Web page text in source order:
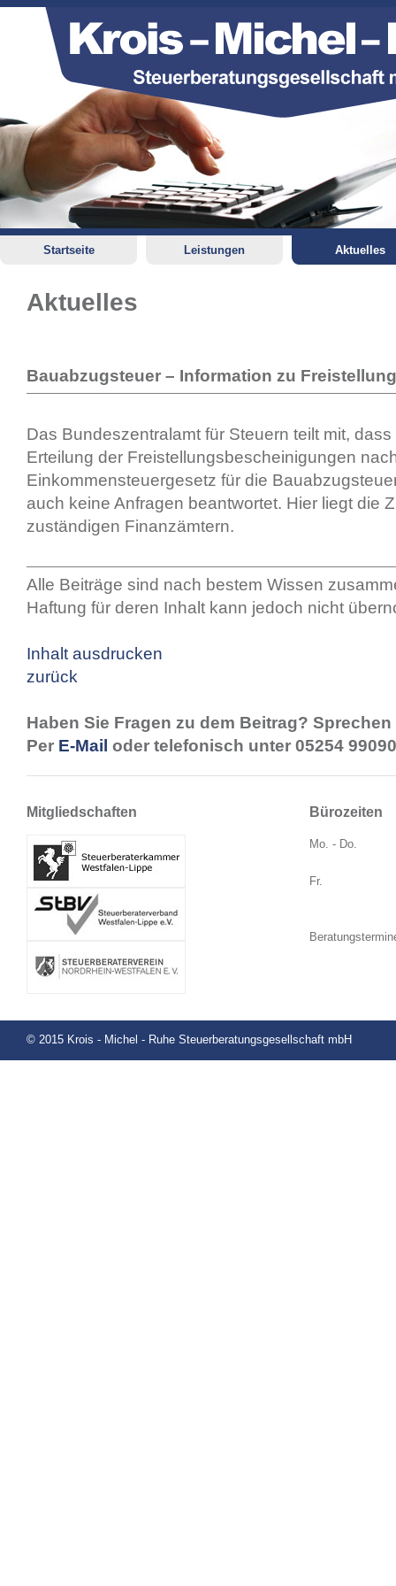
Startseite Leistungen Aktuelles
Aktuelles
Bauabzugsteuer – Information zu
Das Bundeszentralamt für Steuern teilt mit,
Erteilung der Freistellungsbescheinigungen
Einkommensteuergesetz für die
auch keine Anfragen beantwortet. Hier liegt die
zuständigen Finanzämtern.
Alle Beiträge sind nach bestem Wissen
Haftung für deren Inhalt kann jedoch nicht
Inhalt ausdrucken
zurück
Haben Sie Fragen zu dem Beitrag?
Per E-Mail oder telefonisch unter 05254
Mitgliedschaften Bürozeiten
Mo. - Do.
Fr.
© 2015 Krois - Michel - Ruhe Steuerberatungsgesellschaft mbH